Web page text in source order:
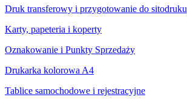
Druk transferowy i przygotowanie do sitodruku
Karty, papeteria i koperty
Oznakowanie i Punkty Sprzedaży
Drukarka kolorowa A4
Tablice samochodowe i rejestracyjne